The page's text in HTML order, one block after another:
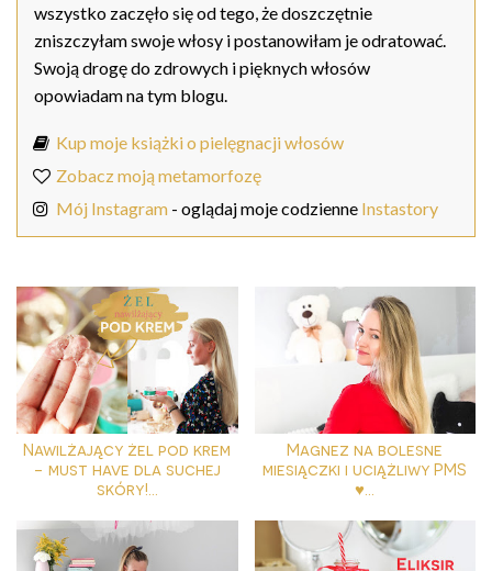
wszystko zaczęło się od tego, że doszczętnie
zniszczyłam swoje włosy i postanowiłam je odratować.
Swoją drogę do zdrowych i pięknych włosów
opowiadam na tym blogu.
Kup moje książki o pielęgnacji włosów
Zobacz moją metamorfozę
Mój Instagram - oglądaj moje codzienne Instastory
Nawilżający żel pod krem
- must have dla suchej
skóry!...
Magnez na bolesne
miesiączki i uciążliwy PMS
♥...